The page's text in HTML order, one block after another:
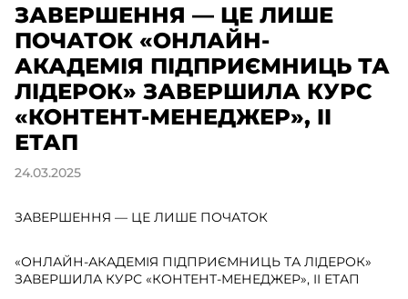
ЗАВЕРШЕННЯ — ЦЕ ЛИШЕ
ПОЧАТОК «ОНЛАЙН-
АКАДЕМІЯ ПІДПРИЄМНИЦЬ ТА
ЛІДЕРОК» ЗАВЕРШИЛА КУРС
«КОНТЕНТ-МЕНЕДЖЕР», II
ЕТАП
24.03.2025
ЗАВЕРШЕННЯ — ЦЕ ЛИШЕ ПОЧАТОК
«ОНЛАЙН-АКАДЕМІЯ ПІДПРИЄМНИЦЬ ТА ЛІДЕРОК»
ЗАВЕРШИЛА КУРС «КОНТЕНТ-МЕНЕДЖЕР», II ЕТАП